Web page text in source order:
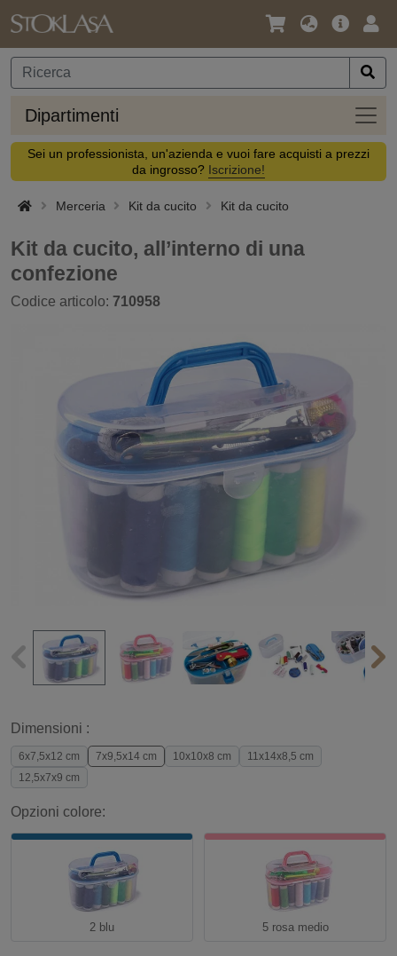
Lingua
Valuta
Offerta
Dipartimenti
Sei un professionista, un'azienda e vuoi fare acquisti a prezzi
da ingrosso? Iscrizione!
Merceria Kit da cucito Kit da cucito
Kit da cucito, all’interno di una
confezione
Codice articolo: 710958
Dimensioni :
6x7,5x12 cm 7x9,5x14 cm 10x10x8 cm
11x14x8,5 cm
12,5x7x9 cm
Opzioni colore:
2 blu 5 rosa medio